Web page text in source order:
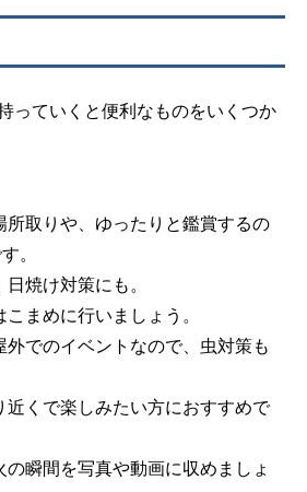
っていくと便利なものをいくつか
所取りや、ゆったりと鑑賞するの
。
焼け対策にも。
こまめに行いましょう。
外でのイベントなので、虫対策も
近くで楽しみたい方におすすめで
の瞬間を写真や動画に収めましょ